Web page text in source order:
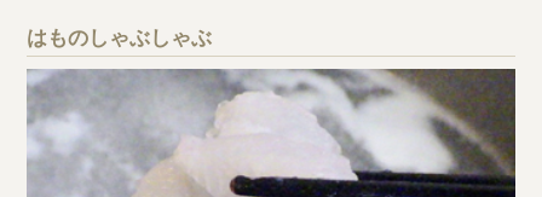
はものしゃぶしゃぶ